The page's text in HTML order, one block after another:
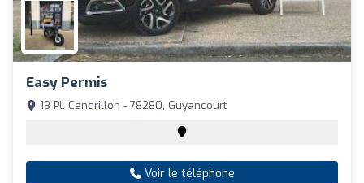
Easy Permis
13 Pl. Cendrillon - 78280, Guyancourt
Voir le téléphone